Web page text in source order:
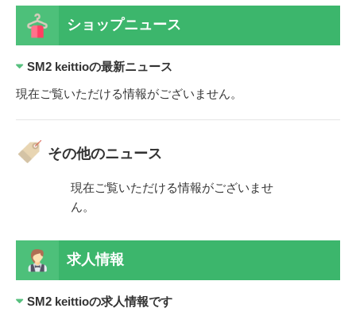
ショップニュース
SM2 keittioの最新ニュース
現在ご覧いただける情報がございません。
その他のニュース
現在ご覧いただける情報がございませ
ん。
求人情報
SM2 keittioの求人情報です